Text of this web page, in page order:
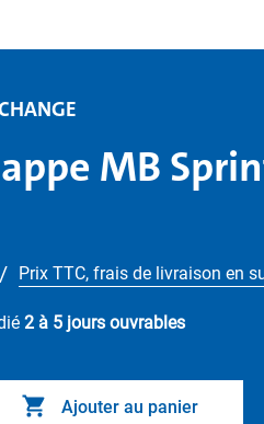
MB
/ Prix TTC, frais de livraison en
2 à 5 jours ouvrables
Ajouter au panier